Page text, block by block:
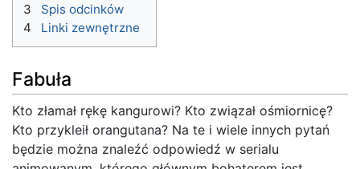
3
Spis odcinków
4
Linki zewnętrzne
Fabuła
Kto złamał rękę kangurowi? Kto związał ośmiornicę?
Kto przykleił orangutana? Na te i wiele innych pytań
będzie można znaleźć odpowiedź w serialu